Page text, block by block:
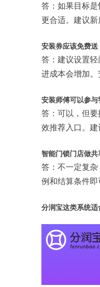
答：如果目标
更合适。建议新
安装券应该免费送
答：建议设置
进成本会增加。
安装师傅可以参与
答：可以，但
效推荐入口。建
智能门锁门店做共
答：不一定复
例和结算条件即
分润宝这类系统适